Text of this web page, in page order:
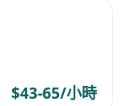
券发行经验，
、光大证券国
团队了解国内
实的本土化定
$43-65/小時